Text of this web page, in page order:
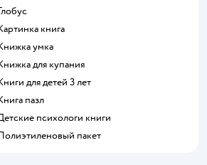
глобус
картинка книга
книжка умка
книжка для купания
книги для детей 3 лет
книга пазл
детские психологи книги
полиэтиленовый пакет